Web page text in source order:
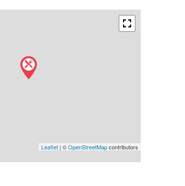
Leaflet| ©OpenStreetMapcontributors